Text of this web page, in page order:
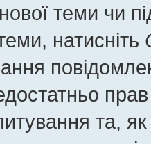
теми чи
натисніть
та, як